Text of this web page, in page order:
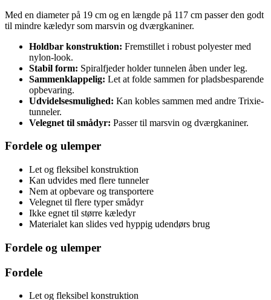
Med en diameter på 19 cm og en længde på 117 cm passer den godt
til mindre kæledyr som marsvin og dværgkaniner.
Holdbar konstruktion: Fremstillet i robust polyester med
nylon-look.
Stabil form: Spiralfjeder holder tunnelen åben under leg.
Sammenklappelig: Let at folde sammen for pladsbesparende
opbevaring.
Udvidelsesmulighed: Kan kobles sammen med andre Trixie-
tunneler.
Velegnet til smådyr: Passer til marsvin og dværgkaniner.
Fordele og ulemper
Let og fleksibel konstruktion
Kan udvides med flere tunneler
Nem at opbevare og transportere
Velegnet til flere typer smådyr
Ikke egnet til større kæledyr
Materialet kan slides ved hyppig udendørs brug
Fordele og ulemper
Fordele
Let og fleksibel konstruktion